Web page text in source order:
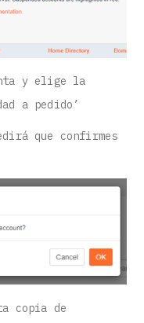
y elige la
a pedido’
que confirmes
copia de